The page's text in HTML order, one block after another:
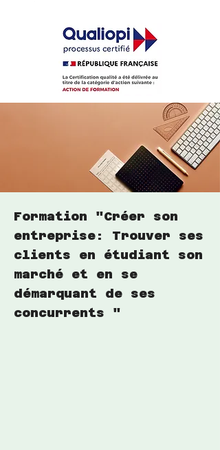
Formation "Créer son
entreprise: Trouver ses
clients en étudiant son
marché et en se
démarquant de ses
concurrents "